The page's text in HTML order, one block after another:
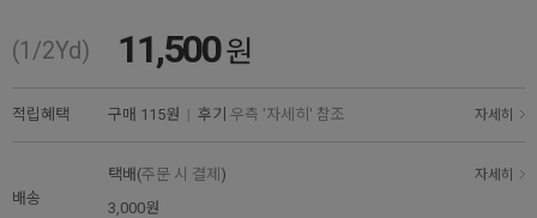
(1/2Yd) 11,500원
적립혜택 구매 115원 | 후기 우측 '자세히' 참조 자세히
배송
택배(주문 시 결제 ) 자세히
3,000원